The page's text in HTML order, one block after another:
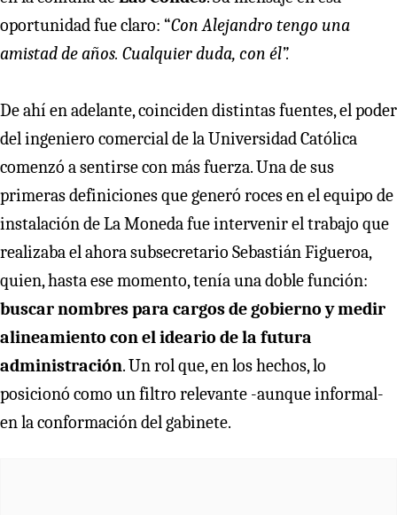
oportunidad fue claro: “Con Alejandro tengo una
amistad de años. Cualquier duda, con él”.
De ahí en adelante, coinciden distintas fuentes, el poder
del ingeniero comercial de la Universidad Católica
comenzó a sentirse con más fuerza. Una de sus
primeras definiciones que generó roces en el equipo de
instalación de La Moneda fue intervenir el trabajo que
realizaba el ahora subsecretario Sebastián Figueroa,
quien, hasta ese momento, tenía una doble función:
buscar nombres para cargos de gobierno y medir
alineamiento con el ideario de la futura
administración. Un rol que, en los hechos, lo
posicionó como un filtro relevante -aunque informal-
en la conformación del gabinete.